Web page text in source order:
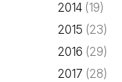
2014 (19)
2015 (23)
2016 (29)
2017 (28)